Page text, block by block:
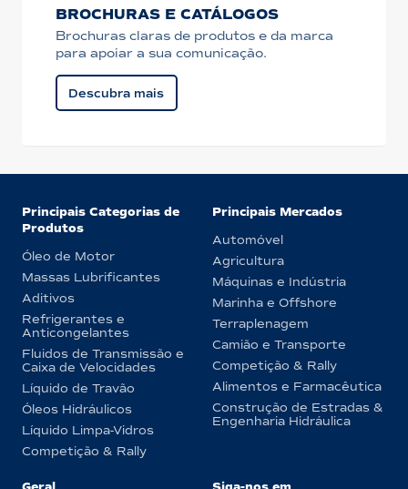
BROCHURAS E CATÁLOGOS
Brochuras claras de produtos e da marca
para apoiar a sua comunicação.
Descubra mais
Principais Categorias de
Produtos
Óleo de Motor
Massas Lubrificantes
Aditivos
Refrigerantes e
Anticongelantes
Fluidos de Transmissão e
Caixa de Velocidades
Líquido de Travão
Óleos Hidráulicos
Líquido Limpa-Vidros
Competição & Rally
Principais Mercados
Automóvel
Agricultura
Máquinas e Indústria
Marinha e Offshore
Terraplenagem
Camião e Transporte
Competição & Rally
Alimentos e Farmacêutica
Construção de Estradas &
Engenharia Hidráulica